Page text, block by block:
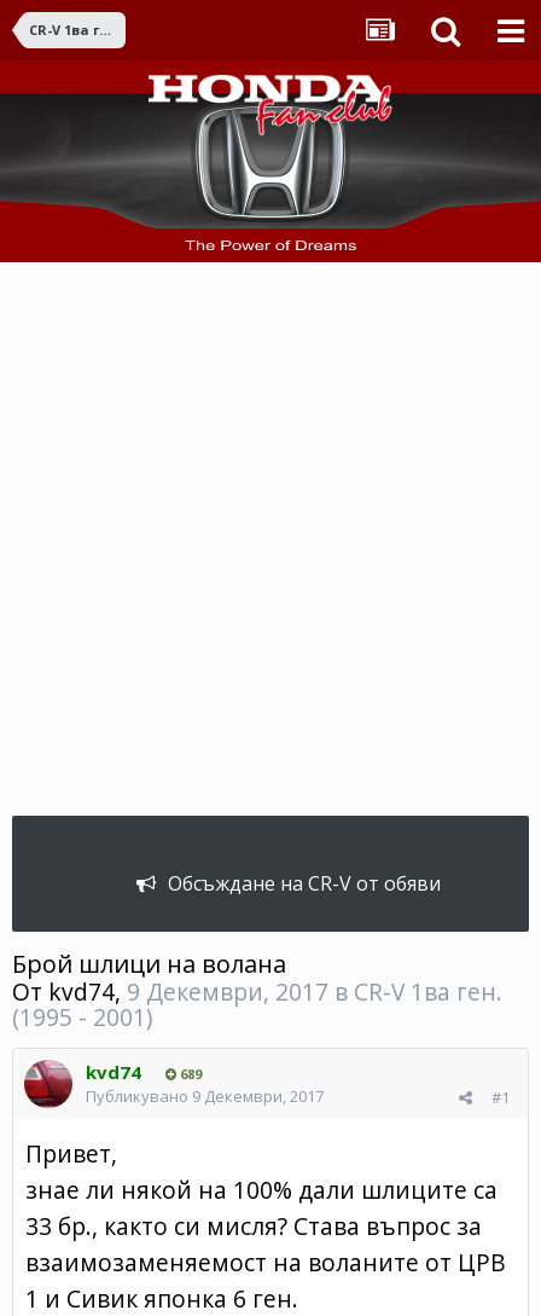
CR-V 1ва ген. (1995 - 2001)
Обсъждане на CR-V от обяви
Брой шлици на волана
От kvd74, 9 Декември, 2017 в CR-V 1ва ген.
(1995 - 2001)
kvd74 689
#1
Публикувано 9 Декември, 2017
Привет,
знае ли някой на 100% дали шлиците са
33 бр., както си мисля? Става въпрос за
взаимозаменяемост на воланите от ЦРВ
1 и Сивик японка 6 ген.